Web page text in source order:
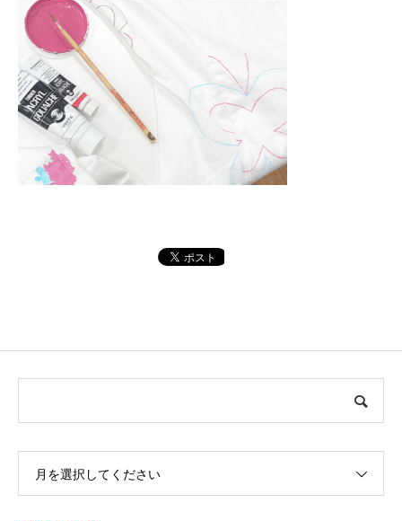
月を選択してください